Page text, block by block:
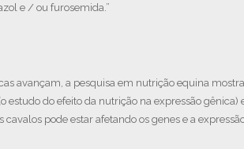
e / ou furosemida.”
avançam, a pesquisa em nutrição equina
estudo do efeito da nutrição na expressão
pode estar afetando os genes e a